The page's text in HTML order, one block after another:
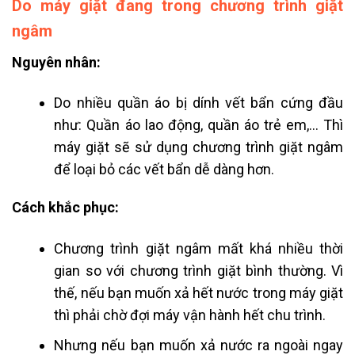
Do máy giặt đang trong chương trình giặt
ngâm
Nguyên nhân:
Do nhiều quần áo bị dính vết bẩn cứng đầu
như: Quần áo lao động, quần áo trẻ em,… Thì
máy giặt sẽ sử dụng chương trình giặt ngâm
để loại bỏ các vết bẩn dễ dàng hơn.
Cách khắc phục:
Chương trình giặt ngâm mất khá nhiều thời
gian so với chương trình giặt bình thường. Vì
thế, nếu bạn muốn xả hết nước trong máy giặt
thì phải chờ đợi máy vận hành hết chu trình.
Nhưng nếu bạn muốn xả nước ra ngoài ngay